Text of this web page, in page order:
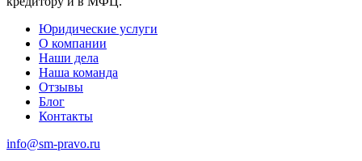
Юридические услуги
О компании
Наши дела
Наша команда
Отзывы
Блог
Контакты
info@sm-pravo.ru